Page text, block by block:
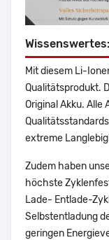
Wissenswertes:
Mit diesem Li-
Qualitätsprodukt.
Original Akku.
extreme
Zudem haben
höchste
Lade- Entlade-
Selbstentladung
geringen